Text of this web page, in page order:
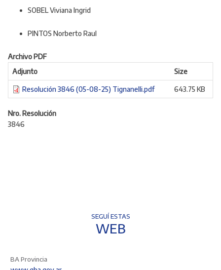
SOBELViviana Ingrid
PINTOS Norberto Raul
Archivo PDF
Adjunto
Size
Resolución 3846 (05-08-25) Tignanelli.pdf 643.75 KB
Nro. Resolución
3846
SEGUÍ ESTAS
WEB
BA Provincia